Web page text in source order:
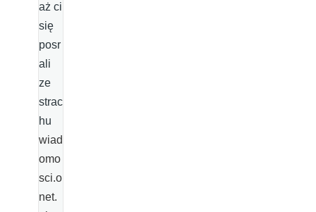
aż ci
się
posr
ali
ze
strac
hu
wiad
omo
sci.o
net.